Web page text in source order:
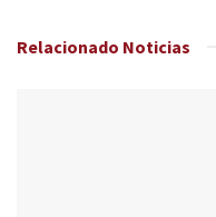
Relacionado Noticias